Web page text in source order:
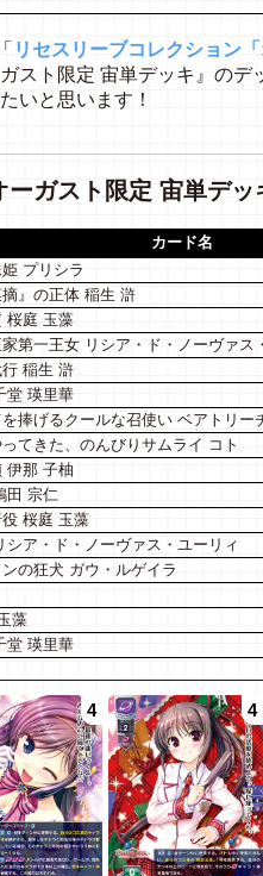
リセスリーブコレクション
スト限定 宙単デッキ』の
いと思います！
ーガスト限定 宙単デッ
カード名
プリシラ
』の正体 稲生 滸
桜庭 玉藻
第一王女 リシア・ド・ノーヴァス
稲生 滸
堂 瑛里華
捧げるクールな召使い ベアトリー
てきた、のんびりサムライ コト
伊那 子柚
田 宗仁
桜庭 玉藻
シア・ド・ノーヴァス・ユーリィ
の狂犬 ガウ・ルゲイラ
藻
堂 瑛里華
4 4